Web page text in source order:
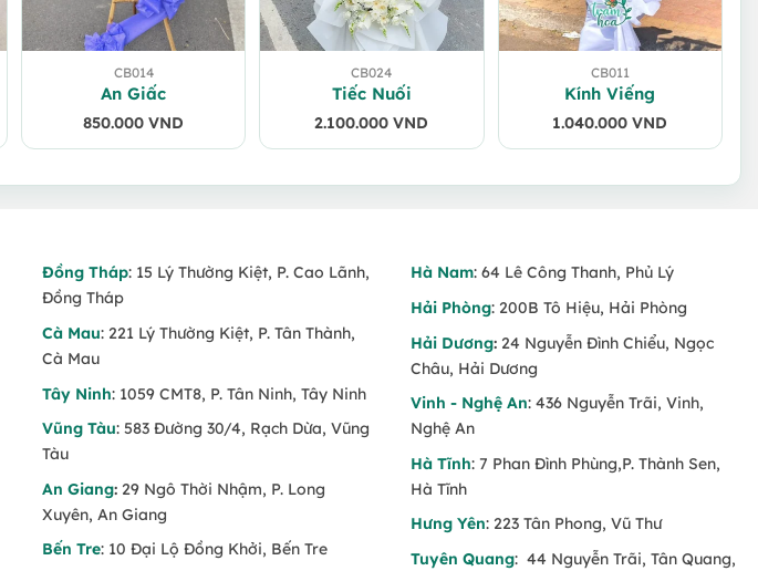
CB014
An Giấc
850.000VND
CB024
Tiếc Nuối
2.100.000VND
CB011
Kính Viếng
1.040.000VND
Đồng Tháp: 15 Lý Thường Kiệt, P. Cao Lãnh,
Đồng Tháp
Cà Mau: 221 Lý Thường Kiệt, P. Tân Thành,
Cà Mau
Tây Ninh: 1059 CMT8, P. Tân Ninh, Tây Ninh
Vũng Tàu: 583 Đường 30/4, Rạch Dừa, Vũng
Tàu
An Giang: 29 Ngô Thời Nhậm, P. Long
Xuyên, An Giang
Bến Tre: 10 Đại Lộ Đồng Khởi, Bến Tre
Hà Nam: 64 Lê Công Thanh, Phủ Lý
Hải Phòng: 200B Tô Hiệu, Hải Phòng
Hải Dương: 24 Nguyễn Đình Chiểu, Ngọc
Châu, Hải Dương
Vinh - Nghệ An: 436 Nguyễn Trãi, Vinh,
Nghệ An
Hà Tĩnh: 7 Phan Đình Phùng,P. Thành Sen,
Hà Tĩnh
Hưng Yên: 223 Tân Phong, Vũ Thư
Tuyên Quang: 44 Nguyễn Trãi, Tân Quang,